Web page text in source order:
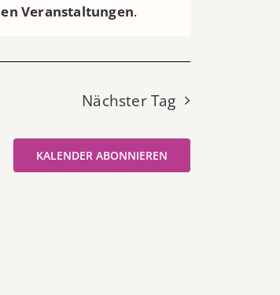
Veranstaltungen.
Nächster Tag
KALENDER ABONNIEREN